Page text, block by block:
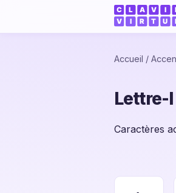
Accueil /
Lettre-I
Caractères